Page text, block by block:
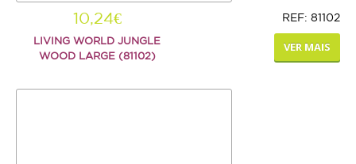
10,24€ REF: 81102
LIVING WORLD JUNGLE
WOOD LARGE (81102)
VER MAIS